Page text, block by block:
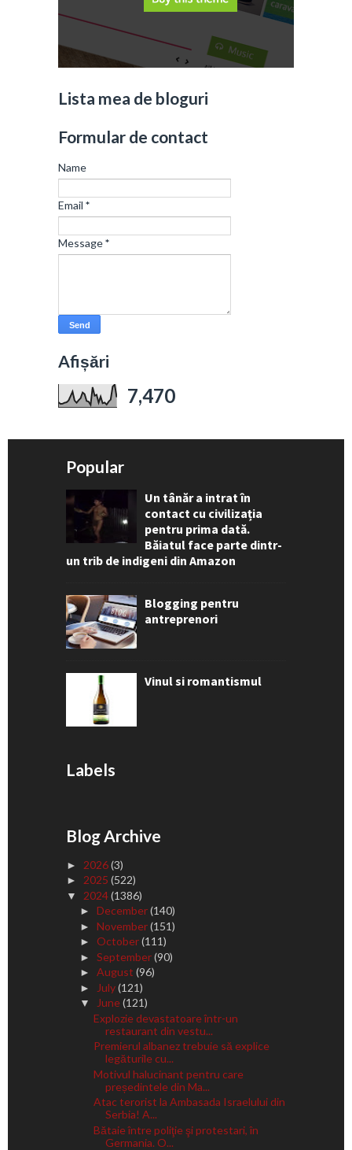
Lista mea de bloguri
Formular de contact
Name
Email *
Message*
Afișări
7,470
Popular
Un tânăr a intrat în
contact cu civilizația
pentru prima dată.
Băiatul face parte dintr-
un trib de indigeni din Amazon
Blogging pentru
antreprenori
Vinul si romantismul
Labels
Blog Archive
► 2026(3)
► 2025 (522)
▼ 2024(1386)
► December(140)
► November(151)
► October(111)
► September(90)
► August (96)
► July(121)
▼ June(121)
Explozie devastatoare într-un
restaurant din vestu...
Premierul albanez trebuie să explice
legăturile cu...
Motivul halucinant pentru care
președintele din Ma...
Atac terorist la Ambasada Israelului din
Serbia! A...
Bătaie între poliţie şi protestari, în
Germania. O...